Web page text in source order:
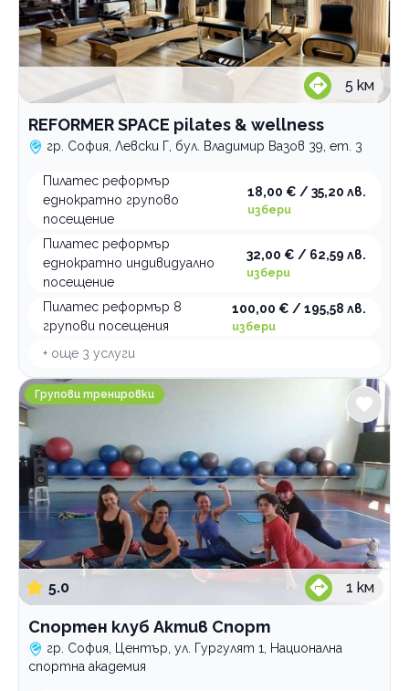
5 км
REFORMER SPACE pilates & wellness
гр. София, Левски Г, бул. Владимир Вазов 39, ет. 3
Пилатес реформър
еднократно групово
посещение
18,00 € / 35,20 лв.
избери
Пилатес реформър
еднократно индивидуално
посещение
32,00 € / 62,59 лв.
избери
Пилатес реформър 8
групови посещения
100,00 € / 195,58 лв.
избери
+ още 3 услуги
Спортен клуб Актив Спорт
Групови тренировки
5.0 1 км
Спортен клуб Актив Спорт
гр. София, Център, ул. Гургулят 1, Национална
спортна академия